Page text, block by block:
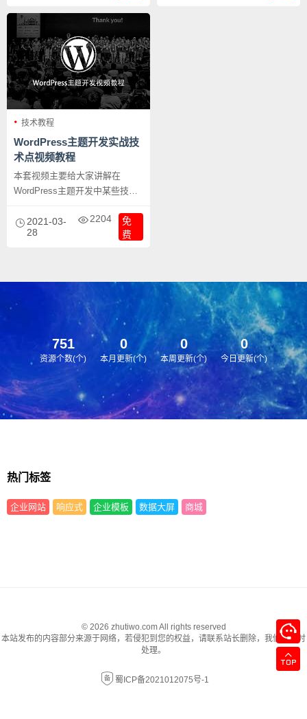
技术教程
WordPress主题开发实战技
术点视频教程
本套视频主要给大家讲解在
WordPress主题开发中某些技术
多功能或效果的实现，在网站已
有的方法中，很多都是文字介
不知道为什么这样用，本套教程
家，让大家知道怎么用，为什么
这样用，我相信这些将全是干
2021-03-
28
2204
免
费
751
资源个数(个)
0
本月更新(个)
0
本周更新(个)
0
今日更新(个)
热门标签
企业网站 响应式 企业模板 数据大屏 商城
© 2026 zhutiwo.com All rights reserved
本站发布的内容部分来源于网络，若侵犯到您的权益，请联系站长删除，我们将及时
处理。
蜀ICP备2021012075号-1